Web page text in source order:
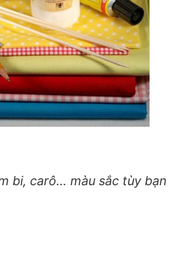
bi, carô… màu sắc tùy bạn